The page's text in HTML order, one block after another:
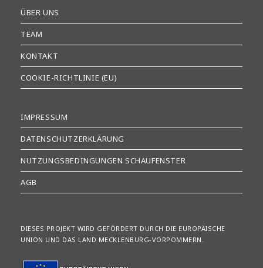
ÜBER UNS
TEAM
KONTAKT
COOKIE-RICHTLINIE (EU)
IMPRESSUM
DATENSCHUTZERKLÄRUNG
NUTZUNGSBEDINGUNGEN SCHAUFENSTER
AGB
DIESES PROJEKT WIRD GEFÖRDERT DURCH DIE EUROPÄISCHE
UNION UND DAS LAND MECKLENBURG-VORPOMMERN.